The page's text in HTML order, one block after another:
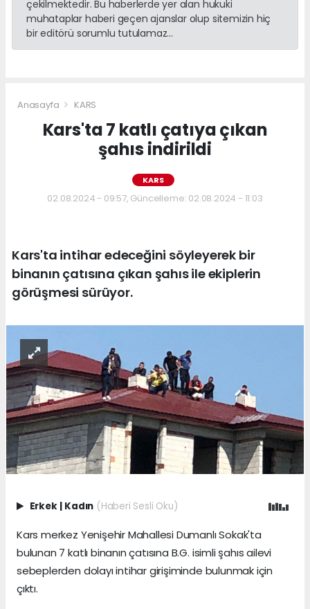
çekilmektedir. Bu haberlerde yer alan hukuki
muhataplar haberi geçen ajanslar olup sitemizin hiç
bir editörü sorumlu tutulamaz...
Anasayfa KARS
Kars'ta 7 katlı çatıya çıkan
şahıs indirildi
KARS
02.08.2024 - 09:57, Güncelleme: 02.08.2024 - 11:03
Kars'ta intihar edeceğini söyleyerek bir
binanın çatısına çıkan şahıs ile ekiplerin
görüşmesi sürüyor.
Erkek | Kadın (Haberi Sesli Oku)
Kars merkez Yenişehir Mahallesi Dumanlı Sokak'ta
bulunan 7 katlı binanın çatısına B.G. isimli şahıs ailevi
sebeplerden dolayı intihar girişiminde bulunmak için
çıktı.